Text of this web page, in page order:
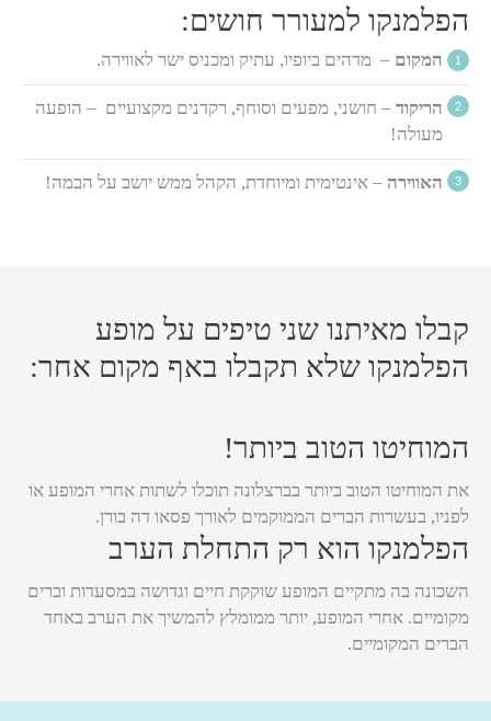
הפלמנקו למעורר חושים:
המקום – מדהים ביופיו, עתיק ומכניס ישר לאווירה.
הריקוד – חושני, מפעים וסוחף, רקדנים מקצועיים – הופעה
מעולה!
האווירה – אינטימית ומיוחדת, הקהל ממש יושב על הבמה!
קבלו מאיתנו שני טיפים על מופע
הפלמנקו שלא תקבלו באף מקום אחר:
המוחיטו הטוב ביותר!
את המוחיטו הטוב ביותר בברצלונה תוכלו לשתות אחרי המופע או
לפניו, בעשרות הברים הממוקמים לאורך פסאו דה בורן.
הפלמנקו הוא רק התחלת הערב
השכונה בה מתקיים המופע שוקקת חיים וגדושה במסעדות וברים
מקומיים. אחרי המופע, יותר ממומלץ להמשיך את הערב באחד
הברים המקומיים.